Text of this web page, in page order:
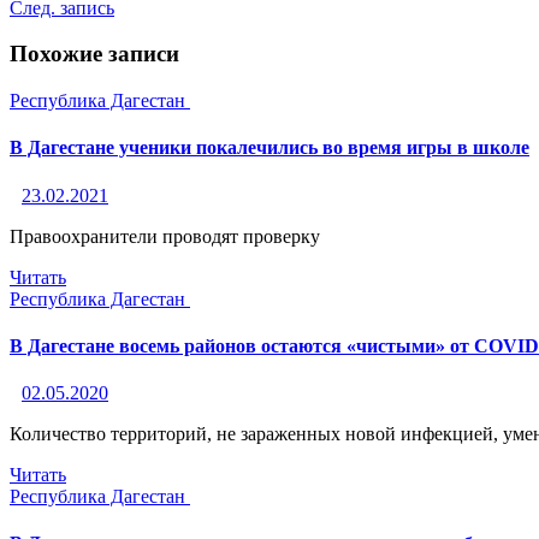
След. запись
Похожие записи
Республика Дагестан
В Дагестане ученики покалечились во время игры в школе
23.02.2021
Правоохранители проводят проверку
Читать
Республика Дагестан
В Дагестане восемь районов остаются «чистыми» от
02.05.2020
Количество территорий, не зараженных новой инфекцией,
Читать
Республика Дагестан